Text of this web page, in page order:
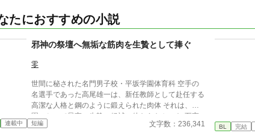
たにおすすめの小説
邪神の祭壇へ無垢な筋肉を生贄として捧ぐ
零
世間に秘された名門男子校・平坂学園体育科 空手の
名選手であった高尾雄一は、新任教師として赴任する
高潔な人格と鋼のように鍛えられた肉体 それは、学
園にとって最高の生贄の候補に他ならなかった 至高
の筋肉を持つ、精神を削られ意志をなくした青年を太
連載中 短編 文字数：236,341 BL 完結